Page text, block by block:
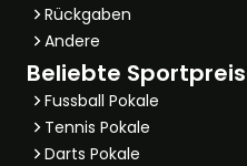
Rückgaben
Andere
Beliebte
Fussball Pokale
Tennis Pokale
Darts Pokale